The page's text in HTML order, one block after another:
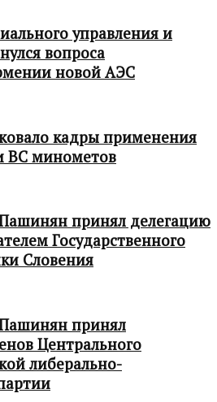
управления и
вопроса
новой АЭС
кадры применения
ВС минометов
принял делегацию
Государственного
Словения
принял
Центрального
либерально-